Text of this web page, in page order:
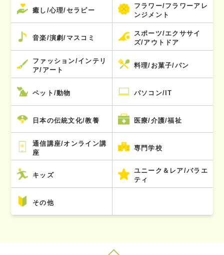
癒し/心理/セラピー
フラワー/フラワーアレ
ンジメント
音楽/演劇/マスコミ
スポーツ/エクササイ
ズ/アウトドア
ファッション/インテリ
ア/アート
料理/お菓子/パン
ペット/動物 パソコン/IT
日本の伝統文化/教養 医療/介護/福祉
通信講座/オンライン講
座
専門学校
キッズ
ユニーク＆レア/バラエ
ティ
その他